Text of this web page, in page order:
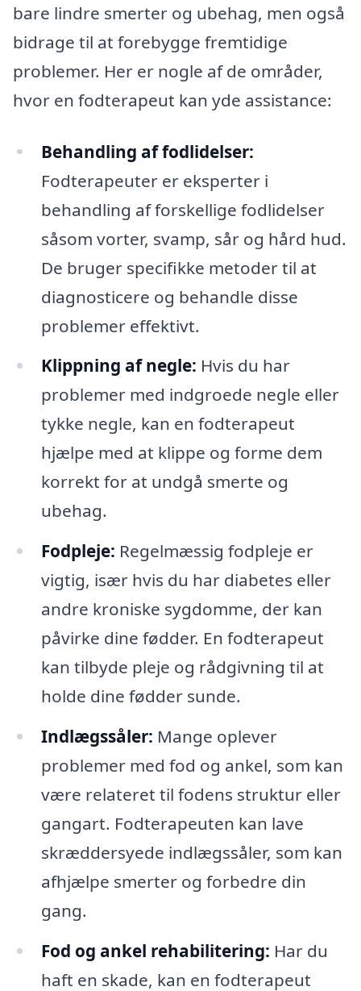
bare lindre smerter og ubehag, men også
bidrage til at forebygge fremtidige
problemer. Her er nogle af de områder,
hvor en fodterapeut kan yde assistance:
Behandling af fodlidelser:
Fodterapeuter er eksperter i
behandling af forskellige fodlidelser
såsom vorter, svamp, sår og hård hud.
De bruger specifikke metoder til at
diagnosticere og behandle disse
problemer effektivt.
Klippning af negle: Hvis du har
problemer med indgroede negle eller
tykke negle, kan en fodterapeut
hjælpe med at klippe og forme dem
korrekt for at undgå smerte og
ubehag.
Fodpleje: Regelmæssig fodpleje er
vigtig, især hvis du har diabetes eller
andre kroniske sygdomme, der kan
påvirke dine fødder. En fodterapeut
kan tilbyde pleje og rådgivning til at
holde dine fødder sunde.
Indlægssåler: Mange oplever
problemer med fod og ankel, som kan
være relateret til fodens struktur eller
gangart. Fodterapeuten kan lave
skræddersyede indlægssåler, som kan
afhjælpe smerter og forbedre din
gang.
Fod og ankel rehabilitering: Har du
haft en skade, kan en fodterapeut